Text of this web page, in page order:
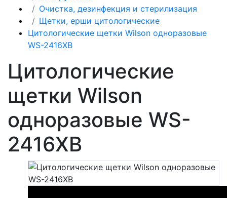
Очистка, дезинфекция и стерилизация
Щетки, ерши цитологические
Цитологические щетки Wilson одноразовые
WS-2416XB
Цитологические
щетки Wilson
одноразовые WS-
2416XB